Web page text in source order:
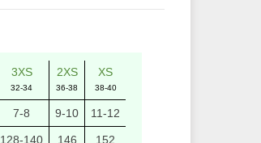
3XS
32-34
2XS
36-38
XS
38-40
7-8 9-10
11-12
128-140 146
152